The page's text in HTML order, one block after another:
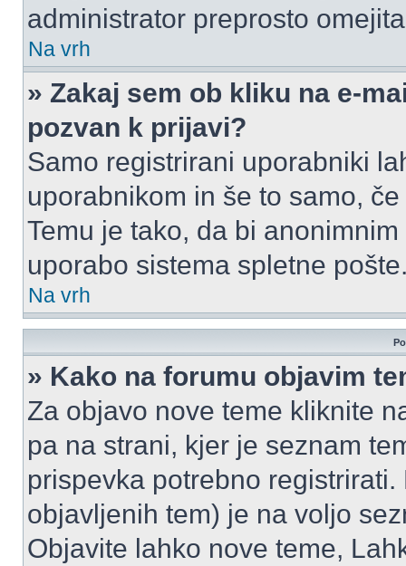
administrator preprosto
Na vrh
» Zakaj sem ob kliku na e-
pozvan k prijavi?
Samo registrirani uporabniki
uporabnikom in še to samo,
Temu je tako, da bi
uporabo sistema spletne
Na vrh
» Kako na forumu objavim
Za objavo nove teme kliknite
pa na strani, kjer je seznam
prispevka potrebno
objavljenih tem) je na voljo
Objavite lahko nove teme,